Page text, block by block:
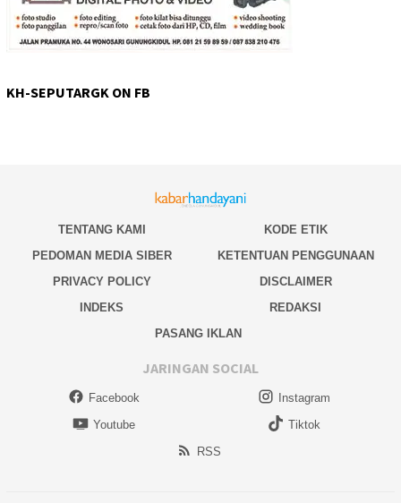
KH-SEPUTARGK ON FB
TENTANG KAMI
KODE ETIK
PEDOMAN MEDIA SIBER
KETENTUAN PENGGUNAAN
PRIVACY POLICY
DISCLAIMER
INDEKS
REDAKSI
PASANG IKLAN
JARINGAN SOCIAL
Facebook
Instagram
Youtube
Tiktok
RSS